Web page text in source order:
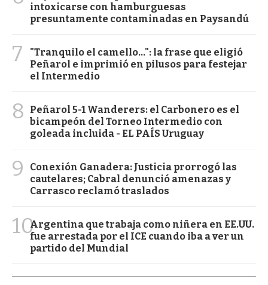
intoxicarse con hamburguesas
presuntamente contaminadas en Paysandú
7
"Tranquilo el camello...": la frase que eligió
Peñarol e imprimió en pilusos para festejar
el Intermedio
8
Peñarol 5-1 Wanderers: el Carbonero es el
bicampeón del Torneo Intermedio con
goleada incluida - EL PAÍS Uruguay
9
Conexión Ganadera: Justicia prorrogó las
cautelares; Cabral denunció amenazas y
Carrasco reclamó traslados
10Argentina que trabaja como niñera en EE.UU.
fue arrestada por el ICE cuando iba a ver un
partido del Mundial